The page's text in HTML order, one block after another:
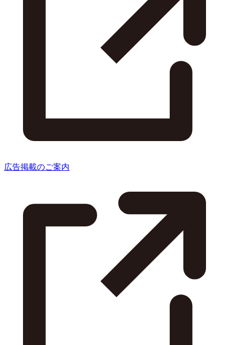
広告掲載のご案内